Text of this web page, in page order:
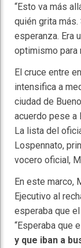
“Esto va más
quién grita
esperanza. Era
optimismo para
El cruce entre
intensifica a
ciudad de
acuerdo pese a
La lista del
Lospennato,
vocero oficial,
En este marco,
Ejecutivo al
esperaba que
“Esperaba que
y que iban a